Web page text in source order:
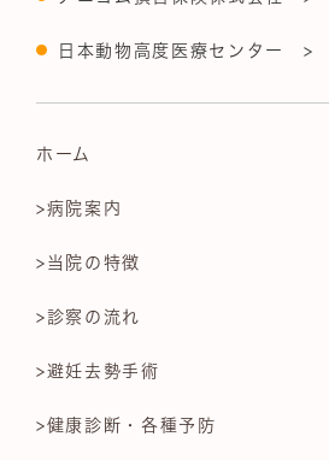
日本動物高度医療センター >
ホーム
>病院案内
>当院の特徴
>診察の流れ
>避妊去勢手術
>健康診断・各種予防